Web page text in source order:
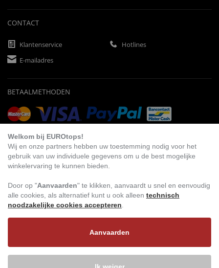
CONTACT
Klantenservice
Hotlines
E-mailadres
BETAALMETHODEN
BEZOEK ONS
Welkom bij EUROtops!
Wij en onze partners hebben uw toestemming nodig voor het
gebruik van uw individuele gegevens om u de best mogelijke
winkelervaring te kunnen bieden.
Door op "Aanvaarden" te klikken, aanvaardt u snel en eenvoudig
alle cookies, als alternatief kunt u ook alleen technisch
noodzakelijke cookies accepteren
Aanvaarden